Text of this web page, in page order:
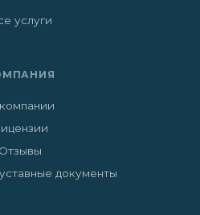
услуги
Отзывы
документы